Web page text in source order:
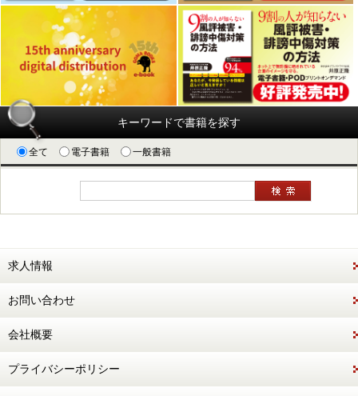
キーワードで書籍を探す
全て 電子書籍 一般書籍
求人情報
お問い合わせ
会社概要
プライバシーポリシー